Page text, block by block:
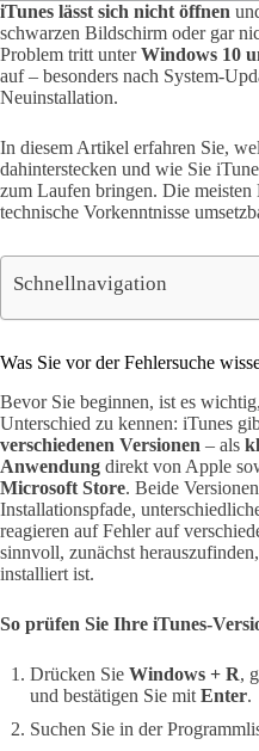
iTunes lässt sich nicht öffnen
schwarzen Bildschirm oder gar
Problem tritt unterWindows 10
auf – besonders nach System-
Neuinstallation.
In diesem Artikel erfahren Sie,
dahinterstecken und wie Sie
zum Laufen bringen. Die meisten
technische Vorkenntnisse
Schnellnavigation
Was Sie vor der Fehlersuche
Bevor Sie beginnen, ist es
Unterschied zu kennen: iTunes
verschiedenen Versionen – als
Anwendung direkt von Apple
Microsoft Store. Beide
Installationspfade,
reagieren auf Fehler auf
sinnvoll, zunächst
installiert ist.
So prüfen Sie Ihre iTunes-
Drücken Sie Windows + R,
und bestätigen Sie mit Enter.
Suchen Sie in der